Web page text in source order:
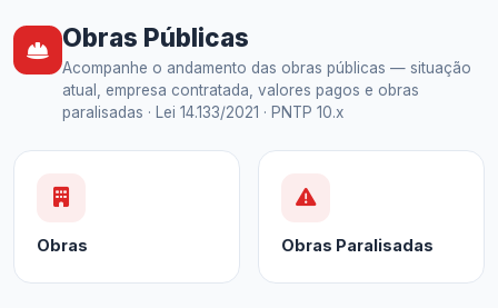
Obras Públicas
Acompanhe o andamento das obras públicas — situação
atual, empresa contratada, valores pagos e obras
paralisadas · Lei 14.133/2021 · PNTP 10.x
Obras Obras Paralisadas